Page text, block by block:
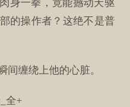
身一拳，竟能撼动天驱
的操作者？这绝不是普
间缠绕上他的心脏。
全+